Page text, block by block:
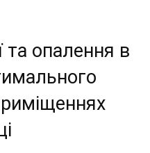
та опалення в